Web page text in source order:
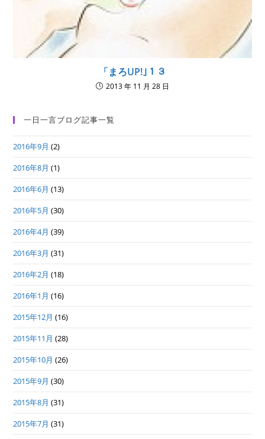
「まろUP!｣１３
2013 年 11 月 28 日
一日一言ブログ記事一覧
2016年9月 (2)
2016年8月 (1)
2016年6月 (13)
2016年5月 (30)
2016年4月 (39)
2016年3月 (31)
2016年2月 (18)
2016年1月 (16)
2015年12月 (16)
2015年11月 (28)
2015年10月 (26)
2015年9月 (30)
2015年8月 (31)
2015年7月 (31)